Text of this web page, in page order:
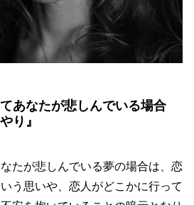
あなたが悲しんでいる場合
り』
たが悲しんでいる夢の場合は、恋
う思いや、恋人がどこかに行って